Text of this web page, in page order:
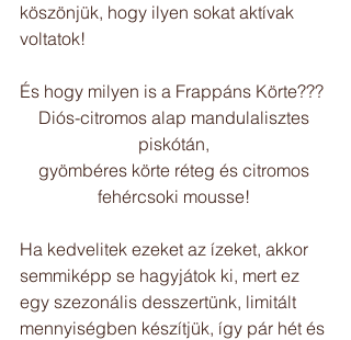
köszönjük, hogy ilyen sokat aktívak
voltatok!
És hogy milyen is a Frappáns Körte???
Diós-citromos alap mandulalisztes
piskótán,
gyömbéres körte réteg és citromos
fehércsoki mousse!
Ha kedvelitek ezeket az ízeket, akkor
semmiképp se hagyjátok ki, mert ez
egy szezonális desszertünk, limitált
mennyiségben készítjük, így pár hét és